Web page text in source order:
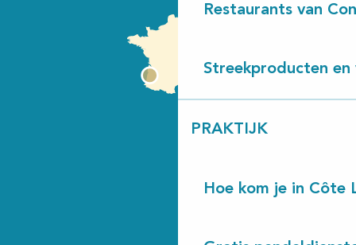
Restaurants van
Streekproducten en
PRAKTIJK
Hoe kom je in Côte